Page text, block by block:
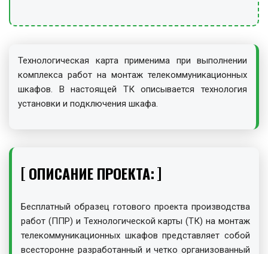
Технологическая карта применима при выполнении
комплекса работ на монтаж телекоммуникационных
шкафов. В настоящей ТК описывается технология
установки и подключения шкафа.
ОПИСАНИЕ ПРОЕКТА:
Бесплатный образец готового проекта производства
работ (ППР) и Технологической карты (ТК) на монтаж
телекоммуникационных шкафов представляет собой
всесторонне разработанный и четко организованный